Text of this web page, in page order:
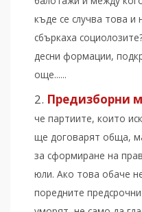
къде се случва това и
сбъркаха
десни формации,
още......
Предизборни
че партиите, които
ще договарят обща,
за сформиране на
юли. Ако това обаче
поредните